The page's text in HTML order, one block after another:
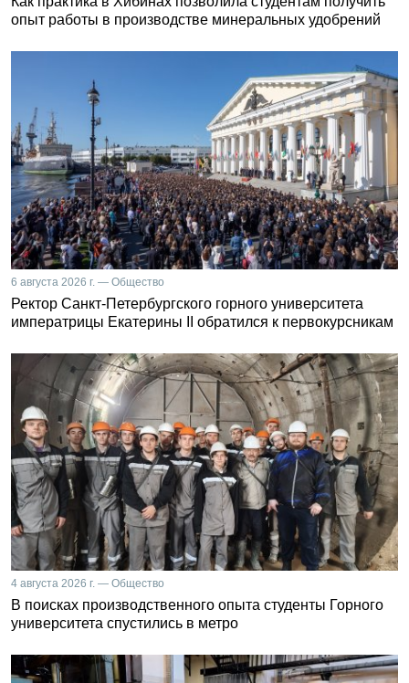
опыт работы в производстве минеральных удобрений
6 августа 2026 г. — Общество
Ректор Санкт-Петербургского горного университета
императрицы Екатерины II обратился к первокурсникам
4 августа 2026 г. — Общество
В поисках производственного опыта студенты Горного
университета спустились в метро